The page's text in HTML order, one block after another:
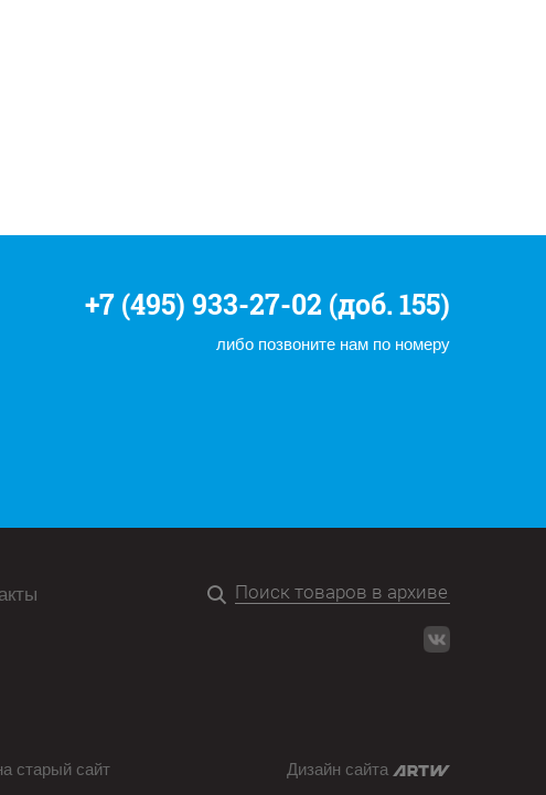
+7 (495) 933-27-02 (доб. 155)
либо позвоните нам по номеру
старый сайт Дизайн сайта